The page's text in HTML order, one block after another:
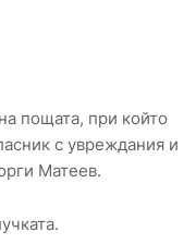
пощата, при който
с увреждания и
Матеев.